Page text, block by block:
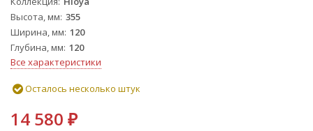
Высота, мм 355
Ширина, мм 120
Глубина, мм 120
Все характеристики
Осталось несколько штук
14 580 ₽